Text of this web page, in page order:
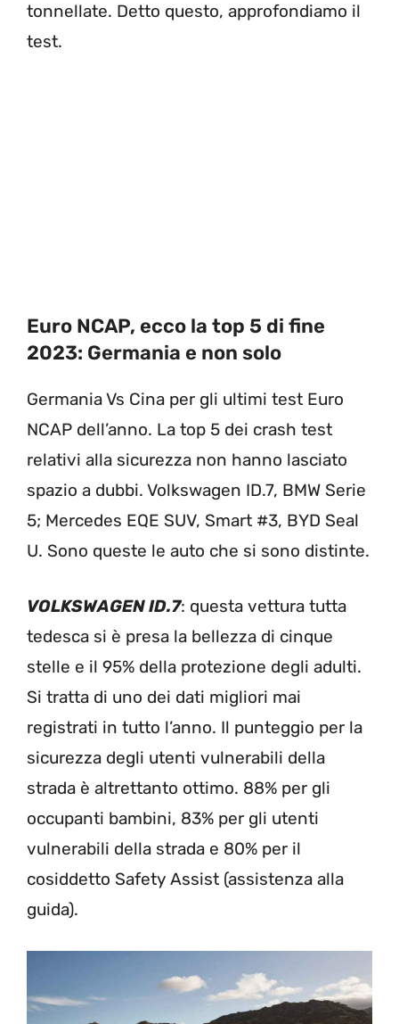
tonnellate. Detto questo, approfondiamo il
test.
Euro NCAP, ecco la top 5 di fine
2023: Germania e non solo
Germania Vs Cina per gli ultimi test Euro
NCAP dell’anno. La top 5 dei crash test
relativi alla sicurezza non hanno lasciato
spazio a dubbi. Volkswagen ID.7, BMW Serie
5; Mercedes EQE SUV, Smart #3, BYD Seal
U. Sono queste le auto che si sono distinte.
VOLKSWAGEN ID.7: questa vettura tutta
tedesca si è presa la bellezza di cinque
stelle e il 95% della protezione degli adulti.
Si tratta di uno dei dati migliori mai
registrati in tutto l’anno. Il punteggio per la
sicurezza degli utenti vulnerabili della
strada è altrettanto ottimo. 88% per gli
occupanti bambini, 83% per gli utenti
vulnerabili della strada e 80% per il
cosiddetto Safety Assist (assistenza alla
guida).